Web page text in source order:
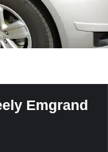
Emgrand